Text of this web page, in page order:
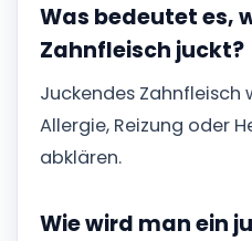
Was bedeutet es,
Zahnfleisch juckt?
Juckendes
Allergie, Reizung oder
abklären.
Wie wird man ein